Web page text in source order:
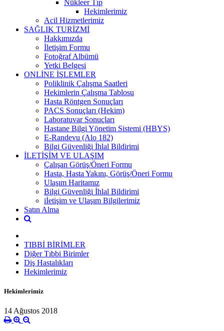
Nükleer Tıp
Hekimlerimiz
Acil Hizmetlerimiz
SAĞLIK TURİZMİ
Hakkımızda
İletişim Formu
Fotoğraf Albümü
Yetki Belgesi
ONLİNE İŞLEMLER
Poliklinik Çalışma Saatleri
Hekimlerin Çalışma Tablosu
Hasta Röntgen Sonuçları
PACS Sonuçları (Hekim)
Laboratuvar Sonuçları
Hastane Bilgi Yönetim Sistemi (HBYS)
E-Randevu (Alo 182)
Bilgi Güvenliği İhlal Bildirimi
İLETİŞİM VE ULAŞIM
Çalışan Görüş/Öneri Formu
Hasta, Hasta Yakını, Görüş/Öneri Formu
Ulaşım Haritamız
Bilgi Güvenliği İhlal Bildirimi
iİetişim ve Ulaşım Bilgilerimiz
Satın Alma
TIBBİ BİRİMLER
Diğer Tıbbi Birimler
Diş Hastalıkları
Hekimlerimiz
Hekimlerimiz
14 Ağustos 2018